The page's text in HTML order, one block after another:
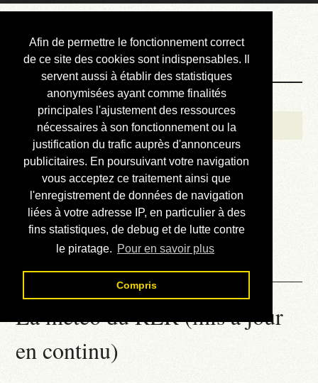
Afin de permettre le fonctionnement correct
de ce site des cookies sont indispensables. Il
servent aussi à établir des statistiques
anonymisées ayant comme finalités
principales l'ajustement des ressources
nécessaires à son fonctionnement ou la
justification du trafic auprès d'annonceurs
publicitaires. En poursuivant votre navigation
vous acceptez ce traitement ainsi que
l'enregistrement de données de navigation
liées à votre adresse IP, en particulier à des
fins statistiques, de debug et de lutte contre
le piratage. Pour en savoir plus
Compris
Courbis, « LE »
Blog Officiel
Bienvenue
Réalisations
Divers (et d’été)
Annonces
Liens externes
Téléchargement
Contact
La météo du RER (mis à jour
en continu)